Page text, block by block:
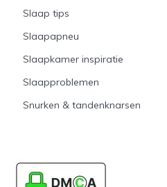
Slaap tips
Slaapapneu
Slaapkamer inspiratie
Slaapproblemen
Snurken & tandenknarsen